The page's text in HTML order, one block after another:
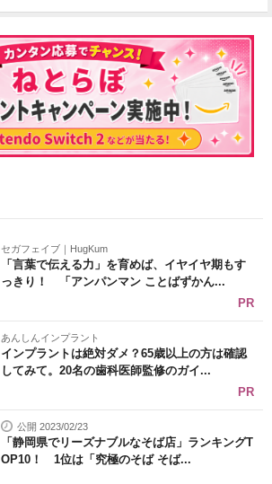
セガフェイブ｜HugKum
「言葉で伝える力」を育めば、イヤイヤ期もす
っきり！ 「アンパンマン ことばずかん...
PR
あんしんインプラント
インプラントは絶対ダメ？65歳以上の方は確認
してみて。20名の歯科医師監修のガイ...
PR
公開 2023/02/23
「静岡県でリーズナブルなそば店」ランキングT
OP10！ 1位は「究極のそば そば...